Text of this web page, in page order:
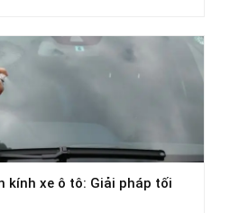
kính xe ô tô: Giải pháp tối